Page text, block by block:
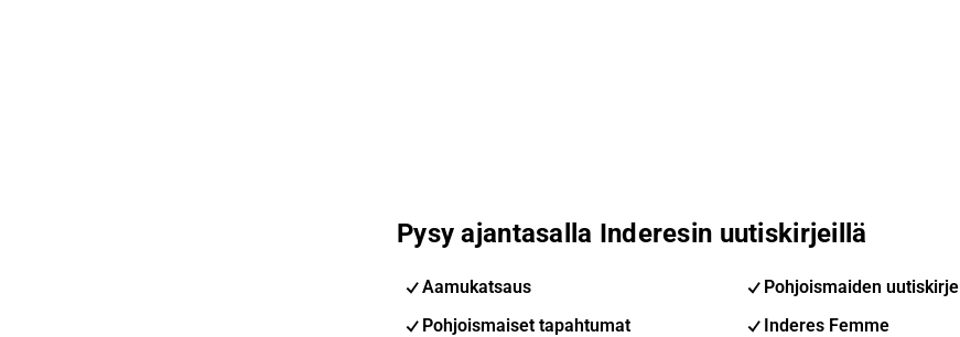
Pysy ajantasalla Inderesin uutiskirjeillä
Aamukatsaus
Pohjoismaiden uutiskirje
Pohjoismaiset tapahtumat
Inderes Femme